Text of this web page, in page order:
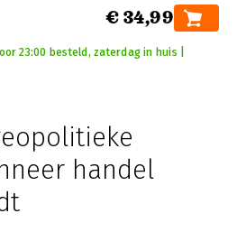
€ 34,99
23:00 besteld, zaterdag in huis |
handel